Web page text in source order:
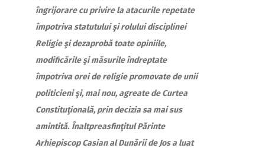
îngrijorare cu privire la atacurile repetate
împotriva statutului şi rolului disciplinei
Religie şi dezaprobă toate opiniile,
modificările şi măsurile îndreptate
împotriva orei de religie promovate de unii
politicieni şi, mai nou, agreate de Curtea
Constituţională, prin decizia sa mai sus
amintită. Înaltpreasfinţitul Părinte
Arhiepiscop Casian al Dunării de Jos a luat